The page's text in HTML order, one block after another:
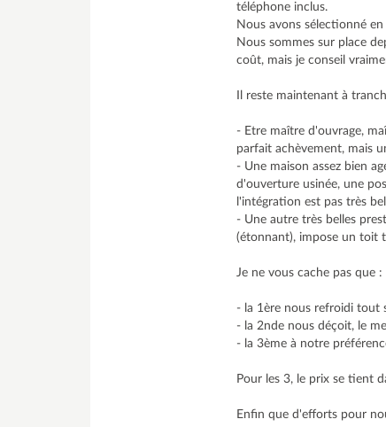
téléphone inclus.
Nous avons sélectionné
Nous sommes sur place
coût, mais je conseil
Il reste maintenant à
- Etre maître d'ouvrage,
parfait achèvement, mais
- Une maison assez bien
d'ouverture usinée, une
l'intégration est pas très
- Une autre très belles
(étonnant), impose un toit
Je ne vous cache pas que :
- la 1ère nous refroidi tout
- la 2nde nous déçoit, le
- la 3ème à notre
Pour les 3, le prix se tient
Enfin que d'efforts pour